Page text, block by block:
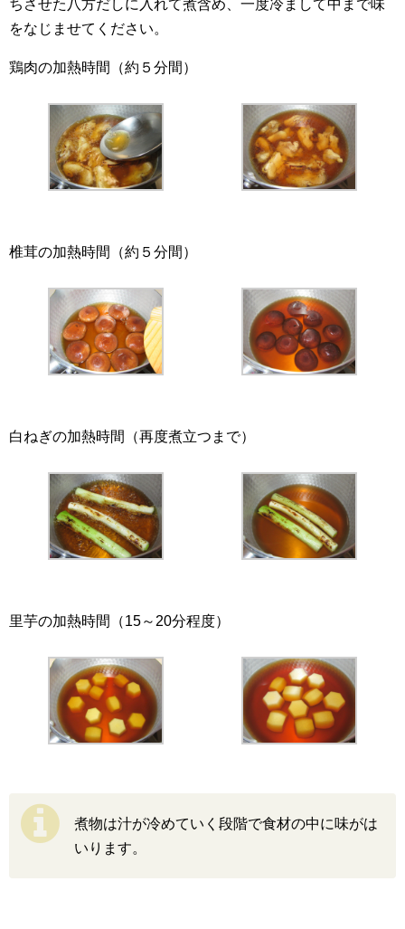
ちさせた八方だしに入れて煮含め、一度冷まして中まで味
をなじませてください。
鶏肉の加熱時間（約５分間）
椎茸の加熱時間（約５分間）
白ねぎの加熱時間（再度煮立つまで）
里芋の加熱時間（15～20分程度）
煮物は汁が冷めていく段階で食材の中に味がは
いります。